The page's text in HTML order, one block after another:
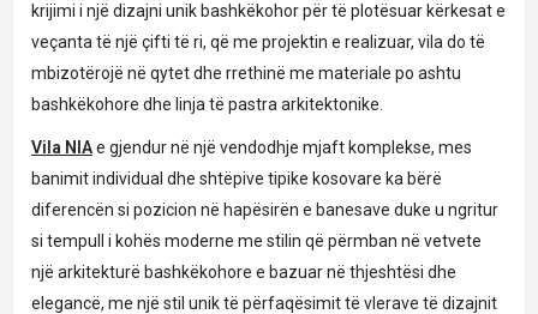
krijimi i një dizajni unik bashkëkohor për të plotësuar kërkesat e
veçanta të një çifti të ri, që me projektin e realizuar, vila do të
mbizotërojë në qytet dhe rrethinë me materiale po ashtu
bashkëkohore dhe linja të pastra arkitektonike.
Vila NIAe gjendur në një vendodhje mjaft komplekse, mes
banimit individual dhe shtëpive tipike kosovare ka bërë
diferencën si pozicion në hapësirën e banesave duke u ngritur
si tempull i kohës moderne me stilin që përmban në vetvete
një arkitekturë bashkëkohore e bazuar në thjeshtësi dhe
elegancë, me një stil unik të përfaqësimit të vlerave të dizajnit